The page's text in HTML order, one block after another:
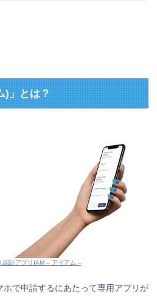
)」とは？
認証アプリIAM – アイアム –
ホで申請するにあたって専用アプリが